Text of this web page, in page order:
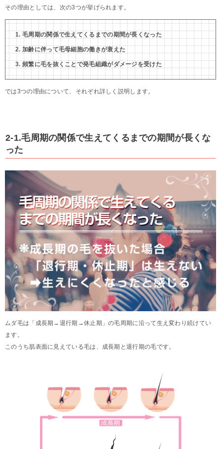
その理由としては、次の3つが挙げられます。
毛周期の関係で生えてくるまでの期間が長くなった
加齢に伴って毛母細胞の働きが衰えた
頻繁に毛を抜くことで発毛組織がダメージを受けた
では3つの理由について、それぞれ詳しく説明します。
2-1.毛周期の関係で生えてくるまでの期間が長くな
った
ムダ毛は「成長期→退行期→休止期」の毛周期に沿って生え変わり続けてい
ます。
このうち肌表面に見えている毛は、成長期と退行期の毛です。